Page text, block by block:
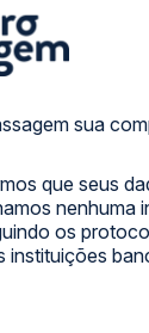
sua
que seus
nenhuma
os
instituições